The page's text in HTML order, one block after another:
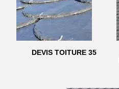
DEVIS TOITURE 35